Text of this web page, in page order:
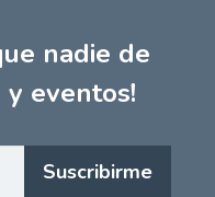
nadie de
eventos!
Suscribirme